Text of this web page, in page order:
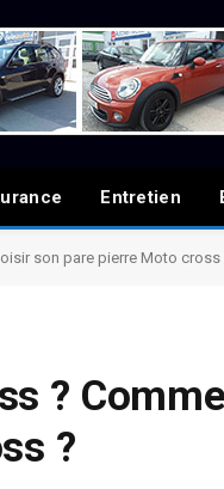
Entretien
son pare pierre Moto cross
?
?